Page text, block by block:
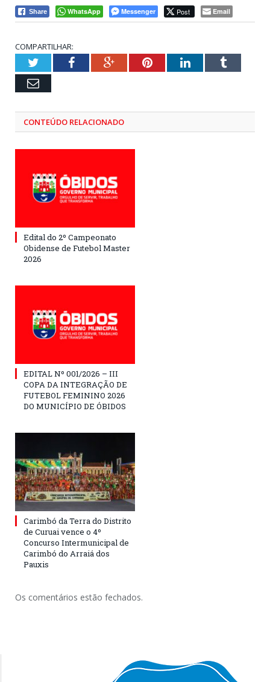
Share WhatsApp Messenger Post Email
COMPARTILHAR:
TwitterFacebookGoogle+PinterestLinkedInTumblr
Email
CONTEÚDO RELACIONADO
Edital do 2º Campeonato
Obidense de Futebol Master
2026
EDITAL Nº 001/2026 – III
COPA DA INTEGRAÇÃO DE
FUTEBOL FEMININO 2026
DO MUNICÍPIO DE ÓBIDOS
Carimbó da Terra do Distrito
de Curuai vence o 4º
Concurso Intermunicipal de
Carimbó do Arraiá dos
Pauxis
Os comentários estão fechados.